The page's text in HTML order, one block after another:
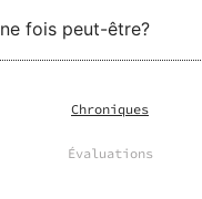
fois peut-être?
Chroniques
Évaluations